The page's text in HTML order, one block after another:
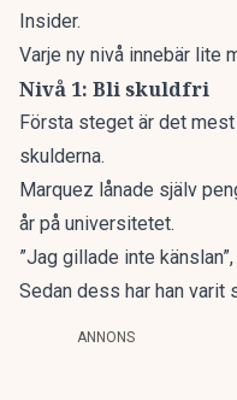
Insider.
Varje ny nivå innebär lite
Nivå 1: Bli skuldfri
Första steget är det
skulderna.
Marquez lånade själv
år på universitetet.
”Jag gillade inte
Sedan dess har han varit
ANNONS